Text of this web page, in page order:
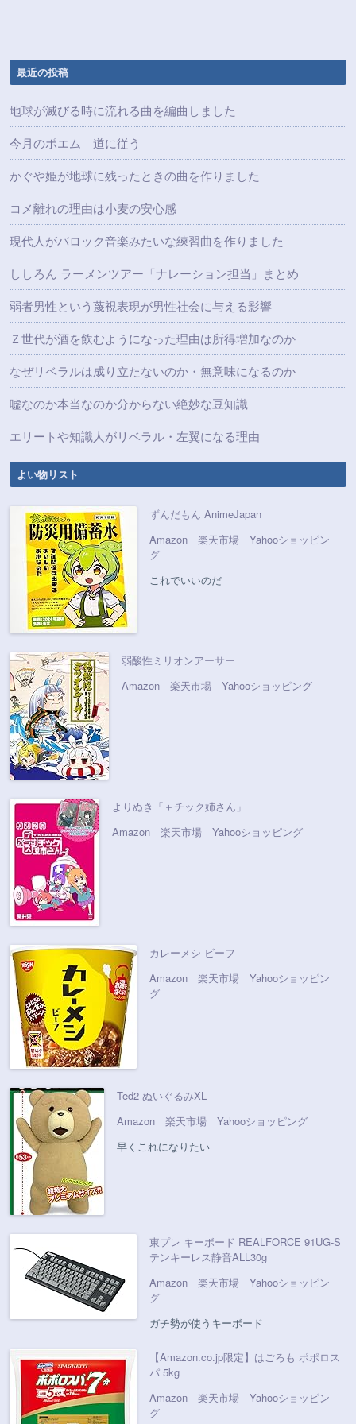
最近の投稿
地球が滅びる時に流れる曲を編曲しました
今月のポエム｜道に従う
かぐや姫が地球に残ったときの曲を作りました
コメ離れの理由は小麦の安心感
現代人がバロック音楽みたいな練習曲を作りました
ししろん ラーメンツアー「ナレーション担当」まとめ
弱者男性という蔑視表現が男性社会に与える影響
Ｚ世代が酒を飲むようになった理由は所得増加なのか
なぜリベラルは成り立たないのか・無意味になるのか
嘘なのか本当なのか分からない絶妙な豆知識
エリートや知識人がリベラル・左翼になる理由
よい物リスト
ずんだもん AnimeJapan
Amazon
楽天市場
Yahooショッピン
グ
これでいいのだ
弱酸性ミリオンアーサー
Amazon
楽天市場 Yahooショッピング
よりぬき「＋チック姉さん」
Amazon
楽天市場 Yahooショッピング
カレーメシ ビーフ
Amazon
楽天市場
Yahooショッピン
グ
Ted2 ぬいぐるみXL
Amazon
楽天市場
Yahooショッピング
早くこれになりたい
東プレ キーボード REALFORCE 91UG-S
テンキーレス静音ALL30g
Amazon
楽天市場
Yahooショッピン
グ
ガチ勢が使うキーボード
【Amazon.co.jp限定】はごろも ポポロス
パ 5kg
Amazon
楽天市場
Yahooショッピン
グ